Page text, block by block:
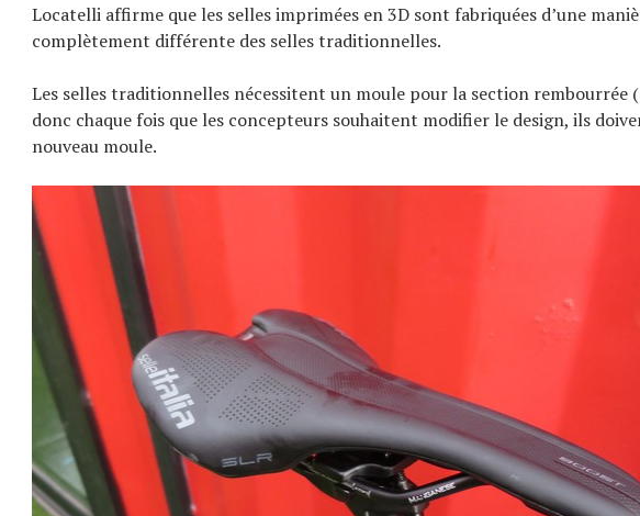
Locatelli affirme que les selles imprimées en 3D sont fabriquées d’une
complètement différente des selles traditionnelles.
Les selles traditionnelles nécessitent un moule pour la section rembourrée
donc chaque fois que les concepteurs souhaitent modifier le design, ils
nouveau moule.